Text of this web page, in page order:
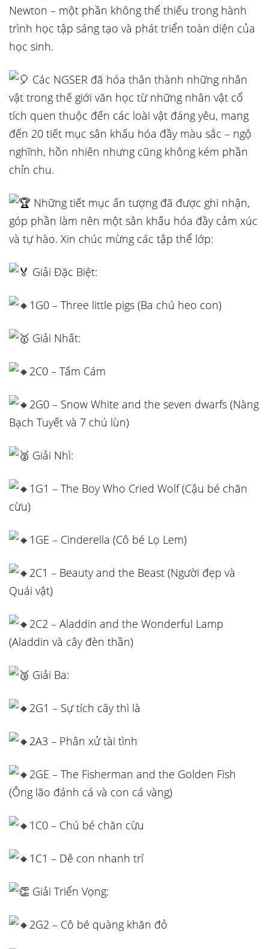
Newton – một phần không thể thiếu trong hành
trình học tập sáng tạo và phát triển toàn diện của
học sinh.
Các NGSER đã hóa thân thành những nhân
vật trong thế giới văn học từ những nhân vật cổ
tích quen thuộc đến các loài vật đáng yêu, mang
đến 20 tiết mục sân khấu hóa đầy màu sắc – ngộ
nghĩnh, hồn nhiên nhưng cũng không kém phần
chỉn chu.
Những tiết mục ấn tượng đã được ghi nhận,
góp phần làm nên một sân khấu hóa đầy cảm xúc
và tự hào. Xin chúc mừng các tập thể lớp:
Giải Đặc Biệt:
1G0 – Three little pigs (Ba chú heo con)
Giải Nhất:
2C0 – Tấm Cám
2G0 – Snow White and the seven dwarfs (Nàng
Bạch Tuyết và 7 chú lùn)
Giải Nhì:
1G1 – The Boy Who Cried Wolf (Cậu bé chăn
cừu)
1GE – Cinderella (Cô bé Lọ Lem)
2C1 – Beauty and the Beast (Người đẹp và
Quái vật)
2C2 – Aladdin and the Wonderful Lamp
(Aladdin và cây đèn thần)
Giải Ba:
2G1 – Sự tích cây thì là
2A3 – Phân xử tài tình
2GE – The Fisherman and the Golden Fish
(Ông lão đánh cá và con cá vàng)
1C0 – Chú bé chăn cừu
1C1 – Dê con nhanh trí
Giải Triển Vọng:
2G2 – Cô bé quàng khăn đỏ